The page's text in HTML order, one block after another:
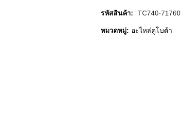
was:
฿155.00.
is:
฿145.00.
รหัสสินค้า: TC740-71760
หมวดหมู่: อะไหล่คูโบต้า